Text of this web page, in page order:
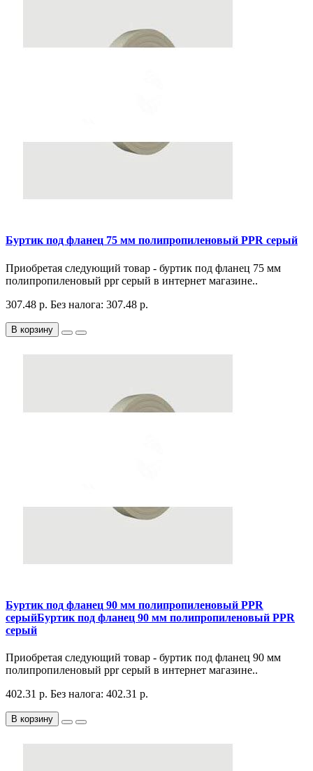
Буртик под фланец 75 мм полипропиленовый PPR серый
Приобретая следующий товар - буртик под фланец 75 мм
полипропиленовый ppr серый в интернет магазине..
307.48 р. Без налога: 307.48 р.
В корзину
Буртик под фланец 90 мм полипропиленовый PPR
серыйБуртик под фланец 90 мм полипропиленовый PPR
серый
Приобретая следующий товар - буртик под фланец 90 мм
полипропиленовый ppr серый в интернет магазине..
402.31 р. Без налога: 402.31 р.
В корзину